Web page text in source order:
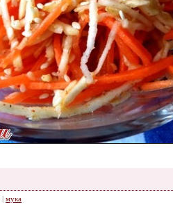
мука